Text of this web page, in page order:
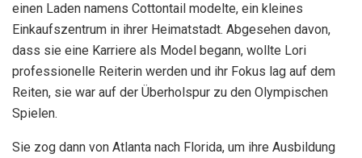
einen Laden namens Cottontail modelte, ein kleines
Einkaufszentrum in ihrer Heimatstadt. Abgesehen davon,
dass sie eine Karriere als Model begann, wollte Lori
professionelle Reiterin werden und ihr Fokus lag auf dem
Reiten, sie war auf der Überholspur zu den Olympischen
Spielen.
Sie zog dann von Atlanta nach Florida, um ihre Ausbildung